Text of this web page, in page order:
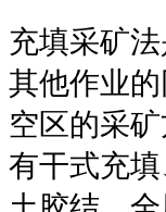
充填采矿
其他作业
空区的采
有干式充